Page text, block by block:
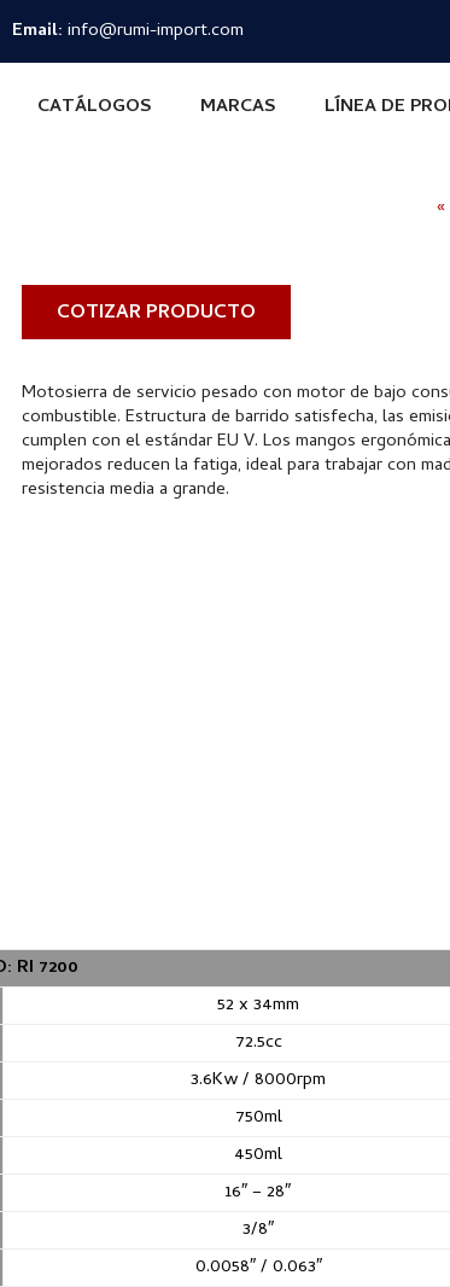
Email: info@rumi-import.com
CATÁLOGOS MARCAS LÍNEA DE
COTIZAR PRODUCTO
Motosierra de servicio pesado con motor de bajo
combustible. Estructura de barrido satisfecha, las
cumplen con el estándar EU V. Los mangos
mejorados reducen la fatiga, ideal para trabajar con
resistencia media a grande.
RI 7200
52 x 34mm
72.5cc
3.6Kw / 8000rpm
750ml
450ml
16″ – 28″
3/8″
0.0058″ / 0.063″